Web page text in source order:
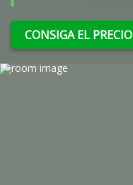
CONSIGA EL PRECIO